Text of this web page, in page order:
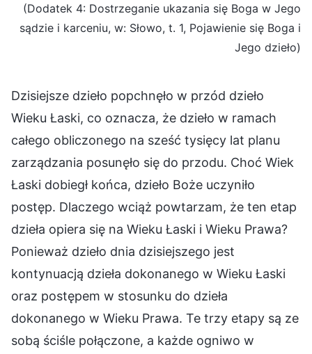
(Dodatek 4: Dostrzeganie ukazania się Boga w Jego
sądzie i karceniu, w: Słowo, t. 1, Pojawienie się Boga i
Jego dzieło)
Dzisiejsze dzieło popchnęło w przód dzieło
Wieku Łaski, co oznacza, że dzieło w ramach
całego obliczonego na sześć tysięcy lat planu
zarządzania posunęło się do przodu. Choć Wiek
Łaski dobiegł końca, dzieło Boże uczyniło
postęp. Dlaczego wciąż powtarzam, że ten etap
dzieła opiera się na Wieku Łaski i Wieku Prawa?
Ponieważ dzieło dnia dzisiejszego jest
kontynuacją dzieła dokonanego w Wieku Łaski
oraz postępem w stosunku do dzieła
dokonanego w Wieku Prawa. Te trzy etapy są ze
sobą ściśle połączone, a każde ogniwo w